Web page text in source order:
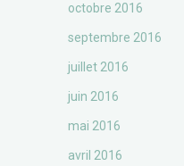
octobre 2016
septembre 2016
juillet 2016
juin 2016
mai 2016
avril 2016